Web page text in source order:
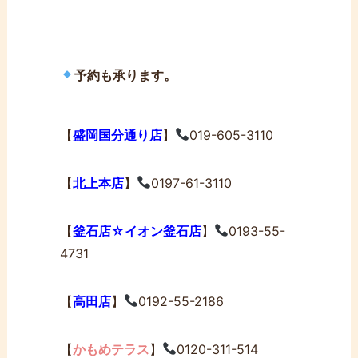
予約も承ります。
【盛岡国分通り店】 019-605-3110
【北上本店】 0197-61-3110
【釜石店☆イオン釜石店】
0193-55-
4731
【高田店】 0192-55-2186
【かもめテラス 】 0120-311-514